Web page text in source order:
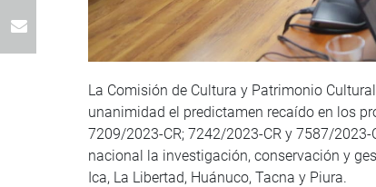
La Comisión de Cultura y Patrimonio
unanimidad el predictamen recaído en los
7209/2023-CR; 7242/2023-CR y 7587/
nacional la investigación, conservación y
Ica, La Libertad, Huánuco, Tacna y Piura.